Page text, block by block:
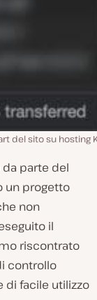
del sito su hosting
parte del
un progetto
non
il
riscontrato
controllo
di facile utilizzo